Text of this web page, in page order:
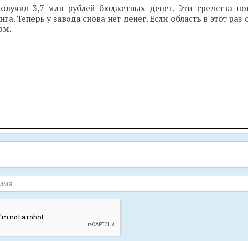
3,7 млн рублей бюджетных денег. Эти средства
Теперь у завода снова нет денег. Если область в этот раз